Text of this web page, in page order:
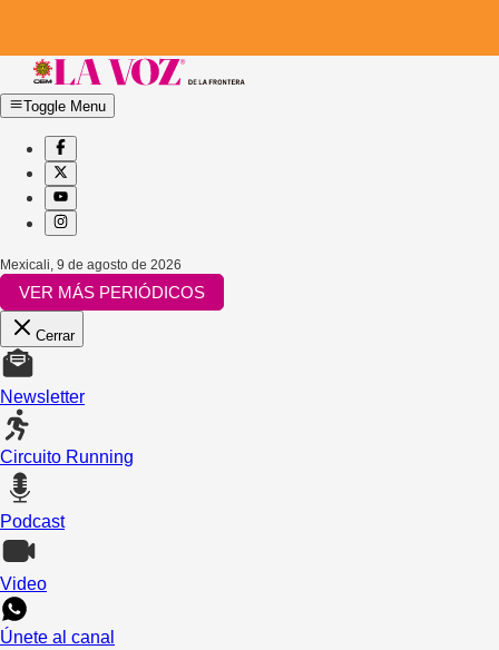
Toggle Menu
Mexicali 9 de agosto de 2026
VER MÁS PERIÓDICOS
Cerrar
Newsletter
Circuito Running
Podcast
Video
Únete al canal